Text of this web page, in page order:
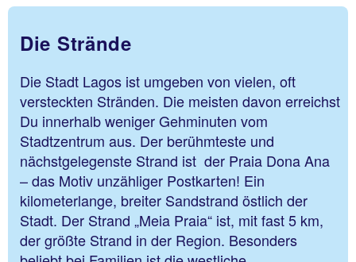
Die Strände
Die Stadt Lagos ist umgeben von vielen, oft
versteckten Stränden. Die meisten davon erreichst
Du innerhalb weniger Gehminuten vom
Stadtzentrum aus. Der berühmteste und
nächstgelegenste Strand ist der Praia Dona Ana
– das Motiv unzähliger Postkarten! Ein
kilometerlange, breiter Sandstrand östlich der
Stadt. Der Strand „Meia Praia“ ist, mit fast 5 km,
der größte Strand in der Region. Besonders